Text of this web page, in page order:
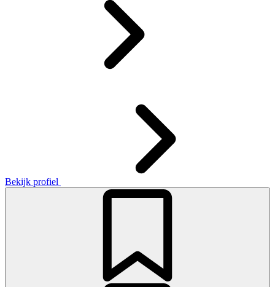
Bekijk profiel